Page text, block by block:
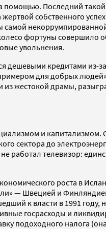
Последний такой
собственного
фортуны совершило
увольнения.
дешевыми кредитами
для добрых
из жестокой драмы,
и
сектора до
работал телевизор:
роста в
— Швецией и
к власти в 1991 году,
госрасходы и
подоходного налога